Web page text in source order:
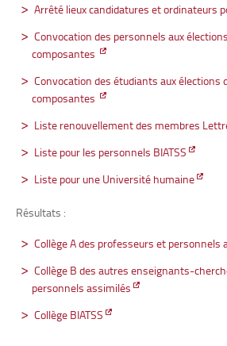
Arrêté lieux candidatures et ordinateurs
Convocation des personnels aux
composantes
Convocation des étudiants aux élections
composantes
Liste renouvellement des membres
Liste pour les personnels BIATSS
Liste pour une Université humaine
Résultats :
Collège A des professeurs et personnels
Collège B des autres enseignants-
personnels assimilés
Collège BIATSS